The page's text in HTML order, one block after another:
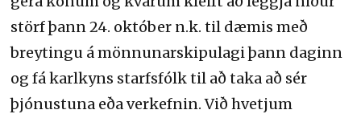
störf þann 24. október n.k. til dæmis með
breytingu á mönnunarskipulagi þann daginn
og fá karlkyns starfsfólk til að taka að sér
þjónustuna eða verkefnin. Við hvetjum